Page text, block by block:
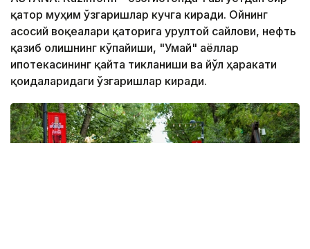
қатор муҳим ўзгаришлар кучга киради. Ойнинг
асосий воқеалари қаторига Қурултой сайлови, нефть
қазиб олишнинг кўпайиши, "Умай" аёллар
ипотекасининг қайта тикланиши ва йўл ҳаракати
қоидаларидаги ўзгаришлар киради.